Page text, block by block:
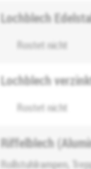
Lochblech
Rostet nicht
Lochblech
Rostet nicht
Riffelblech
Rollstuhlrampen,